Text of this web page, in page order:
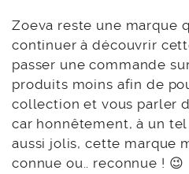
Zoeva reste une marque
continuer à découvrir
passer une commande
produits moins afin de
collection et vous parler
car honnêtement, à un
aussi jolis, cette marque
connue ou.. reconnue ! 😉